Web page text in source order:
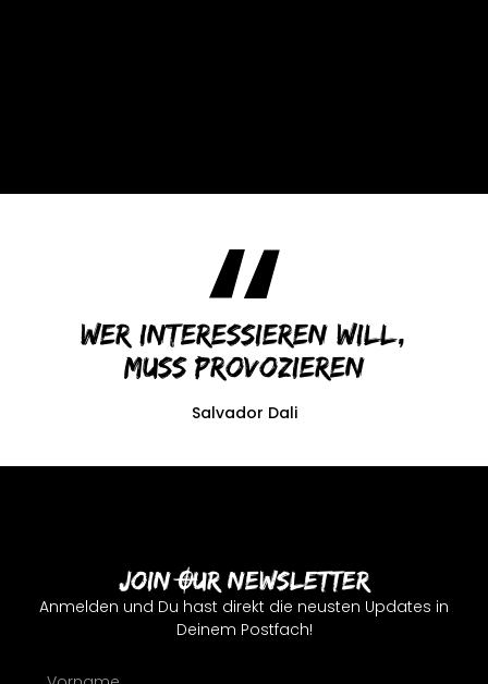
Wer interessieren will,
muss provozieren
Salvador Dali
Join Our Newsletter
Anmelden und Du hast direkt die neusten Updates in
Deinem Postfach!